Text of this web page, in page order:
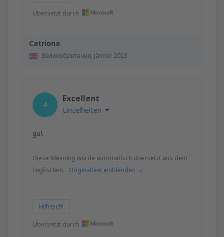
Catriona
Великобритания, Jänner 2023
Übersetzt durch
4
Excellent
Einzelheiten
gut
Diese Meinung wurde automatisch übersetzt aus dem
Englischen. Originaltext einblenden
Hilfreich!
Übersetzt durch